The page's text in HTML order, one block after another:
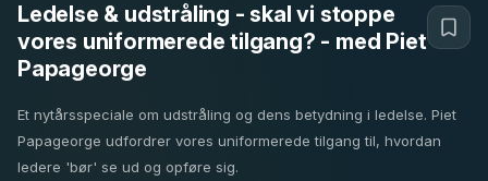
Ledelse & udstråling - skal vi stoppe
vores uniformerede tilgang? - med Piet
Papageorge
Et nytårsspeciale om udstråling og dens betydning i ledelse. Piet
Papageorge udfordrer vores uniformerede tilgang til, hvordan
ledere 'bør' se ud og opføre sig.